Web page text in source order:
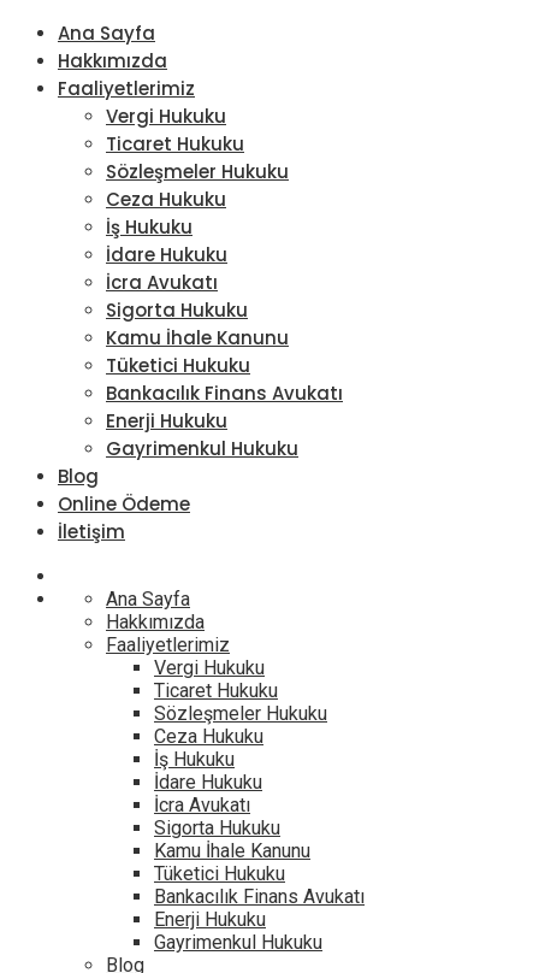
Ana Sayfa
Hakkımızda
Faaliyetlerimiz
Vergi Hukuku
Ticaret Hukuku
Sözleşmeler Hukuku
Ceza Hukuku
İş Hukuku
İdare Hukuku
İcra Avukatı
Sigorta Hukuku
Kamu İhale Kanunu
Tüketici Hukuku
Bankacılık Finans Avukatı
Enerji Hukuku
Gayrimenkul Hukuku
Blog
Online Ödeme
İletişim
Ana Sayfa
Hakkımızda
Faaliyetlerimiz
Vergi Hukuku
Ticaret Hukuku
Sözleşmeler Hukuku
Ceza Hukuku
İş Hukuku
İdare Hukuku
İcra Avukatı
Sigorta Hukuku
Kamu İhale Kanunu
Tüketici Hukuku
Bankacılık Finans Avukatı
Enerji Hukuku
Gayrimenkul Hukuku
Blog